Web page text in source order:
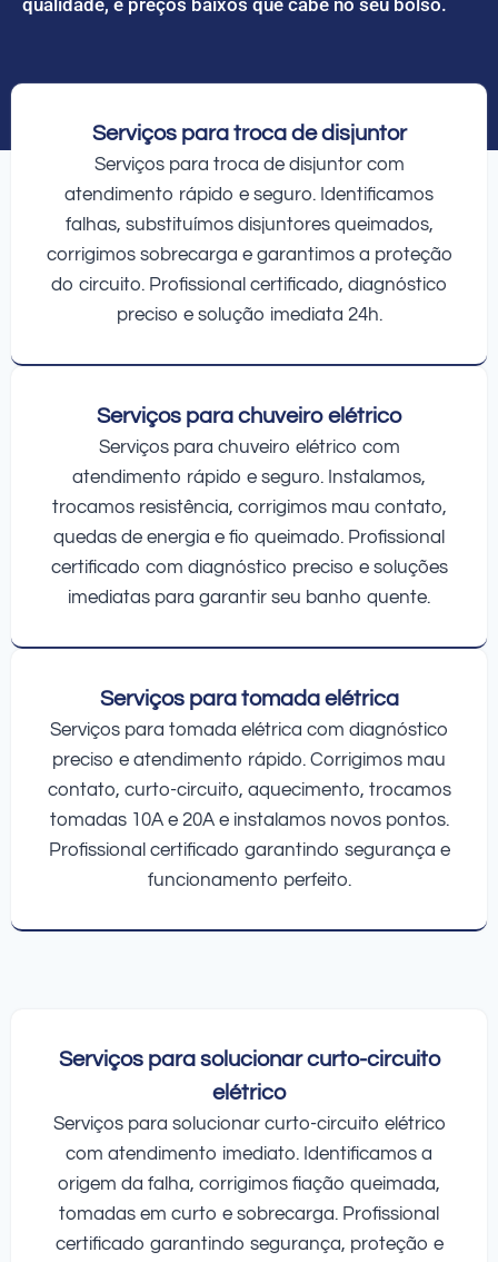
Serviços para troca de disjuntor
Serviços para troca de disjuntor com
atendimento rápido e seguro. Identificamos
falhas, substituímos disjuntores queimados,
corrigimos sobrecarga e garantimos a proteção
do circuito. Profissional certificado, diagnóstico
preciso e solução imediata 24h.
Serviços para chuveiro elétrico
Serviços para chuveiro elétrico com
atendimento rápido e seguro. Instalamos,
trocamos resistência, corrigimos mau contato,
quedas de energia e fio queimado. Profissional
certificado com diagnóstico preciso e soluções
imediatas para garantir seu banho quente.
Serviços para tomada elétrica
Serviços para tomada elétrica com diagnóstico
preciso e atendimento rápido. Corrigimos mau
contato, curto-circuito, aquecimento, trocamos
tomadas 10A e 20A e instalamos novos pontos.
Profissional certificado garantindo segurança e
funcionamento perfeito.
Serviços para solucionar curto-circuito
elétrico
Serviços para solucionar curto-circuito elétrico
com atendimento imediato. Identificamos a
origem da falha, corrigimos fiação queimada,
tomadas em curto e sobrecarga. Profissional
certificado garantindo segurança, proteção e